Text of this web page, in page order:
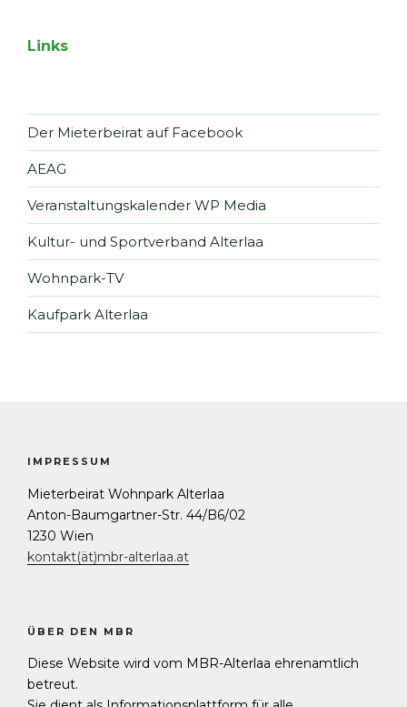
Links
Der Mieterbeirat auf Facebook
AEAG
Veranstaltungskalender WP Media
Kultur- und Sportverband Alterlaa
Wohnpark-TV
Kaufpark Alterlaa
IMPRESSUM
Mieterbeirat Wohnpark Alterlaa
Anton-Baumgartner-Str. 44/B6/02
1230 Wien
kontakt(ät)mbr-alterlaa.at
ÜBER DEN MBR
Diese Website wird vom MBR-Alterlaa ehrenamtlich
betreut.